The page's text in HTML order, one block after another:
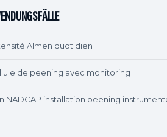
Almen quotidien
de peening avec monitoring
NADCAP installation peening